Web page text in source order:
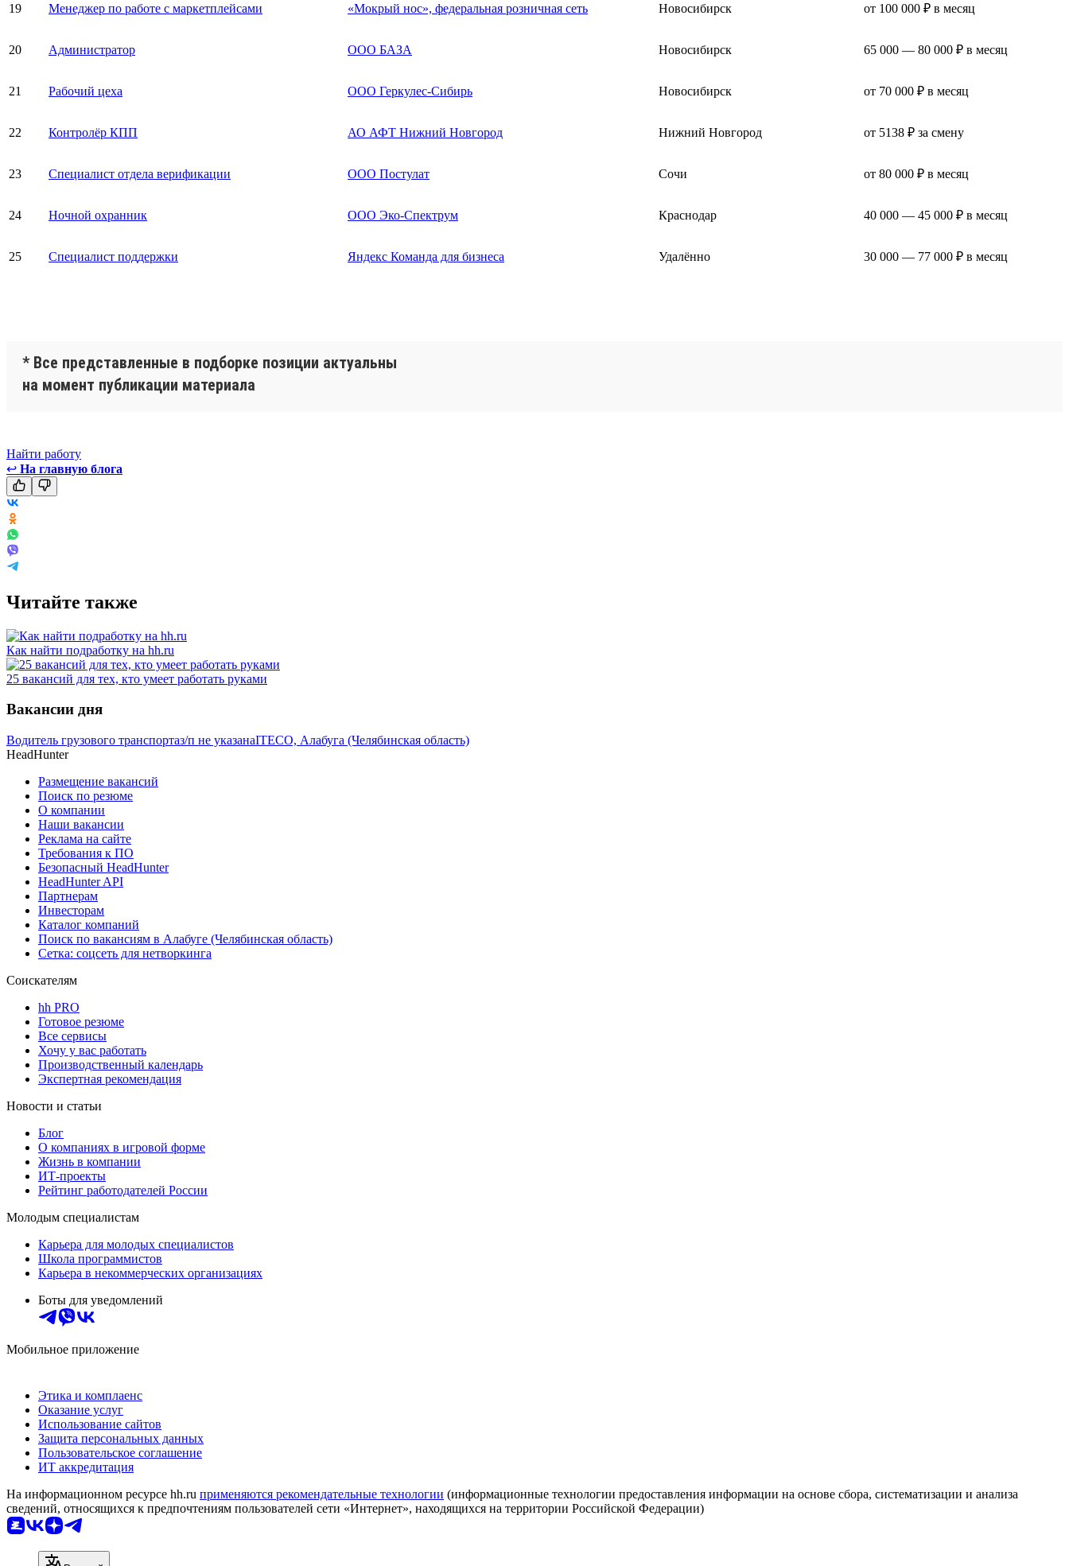
19 Менеджер по работе с маркетплейсами «Мокрый нос», федеральная розничная сеть Новосибирск от 100 000 ₽ в месяц
20 Администратор ООО БАЗА Новосибирск 65 000 — 80 000 ₽ в месяц
21 Рабочий цеха ООО Геркулес-Сибирь Новосибирск от 70 000 ₽ в месяц
22 Контролёр КПП АО АФТ Нижний Новгород Нижний Новгород от 5138 ₽ за смену
23 Специалист отдела верификации ООО Постулат Сочи от 80 000 ₽ в месяц
24 Ночной охранник ООО Эко-Спектрум Краснодар 40 000 — 45 000 ₽ в месяц
25 Специалист поддержки Яндекс Команда для бизнеса Удалённо 30 000 — 77 000 ₽ в месяц
* Все представленные в подборке позиции актуальны
на момент публикации материала
Найти работу
↩ На главную блога
Читайте также
Как найти подработку на hh.ru
25 вакансий для тех, кто умеет работать руками
Вакансии дня
Водитель грузового транспортаз/п не указанаITECO, Алабуга (Челябинская область)
HeadHunter
Размещение вакансий
Поиск по резюме
О компании
Наши вакансии
Реклама на сайте
Требования к ПО
Безопасный HeadHunter
HeadHunter API
Партнерам
Инвесторам
Каталог компаний
Поиск по вакансиям в Алабуге (Челябинская область)
Сетка: соцсеть для нетворкинга
Соискателям
hh PRO
Готовое резюме
Все сервисы
Хочу у вас работать
Производственный календарь
Экспертная рекомендация
Новости и статьи
Блог
О компаниях в игровой форме
Жизнь в компании
ИТ-проекты
Рейтинг работодателей России
Молодым специалистам
Карьера для молодых специалистов
Школа программистов
Карьера в некоммерческих организациях
Боты для уведомлений
Мобильное приложение
Этика и комплаенс
Оказание услуг
Использование сайтов
Защита персональных данных
Пользовательское соглашение
ИТ аккредитация
На информационном ресурсе hh.ru применяются рекомендательные технологии (информационные технологии предоставления информации на основе сбора, систематизации и анализа
сведений, относящихся к предпочтениям пользователей сети «Интернет», находящихся на территории Российской Федерации)